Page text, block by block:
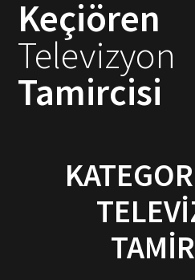
Keçiören
Televizyon
Tamircisi